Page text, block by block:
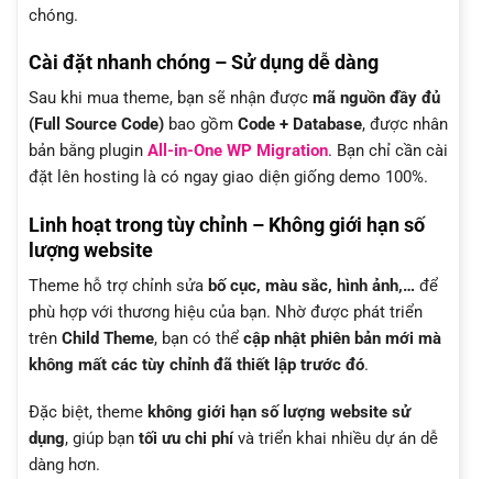
chóng.
Cài đặt nhanh chóng – Sử dụng dễ dàng
Sau khi mua theme, bạn sẽ nhận được mã nguồn đầy đủ
(Full Source Code) bao gồm Code + Database, được nhân
bản bằng plugin All-in-One WP Migration. Bạn chỉ cần cài
đặt lên hosting là có ngay giao diện giống demo 100%.
Linh hoạt trong tùy chỉnh – Không giới hạn số
lượng website
Theme hỗ trợ chỉnh sửa bố cục, màu sắc, hình ảnh,… để
phù hợp với thương hiệu của bạn. Nhờ được phát triển
trên Child Theme, bạn có thể cập nhật phiên bản mới mà
không mất các tùy chỉnh đã thiết lập trước đó.
Đặc biệt, theme không giới hạn số lượng website sử
dụng, giúp bạn tối ưu chi phívà triển khai nhiều dự án dễ
dàng hơn.